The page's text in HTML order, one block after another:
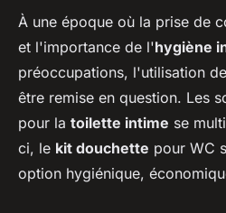
Le kit douchette
toilettes :
au papier toilette
sébastien•12 janvier 2024•2 min
À une époque où la prise de
et l'importance de l'hygiène
préoccupations, l'utilisation de
être remise en question. Les
pour la toilette intime se
ci, le kit douchette pour WC
option hygiénique,